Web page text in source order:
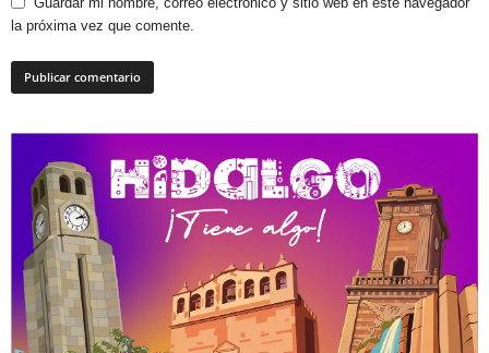
la próxima vez que comente.